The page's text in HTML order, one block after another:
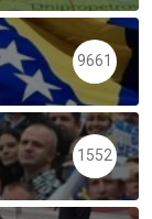
9661
1552